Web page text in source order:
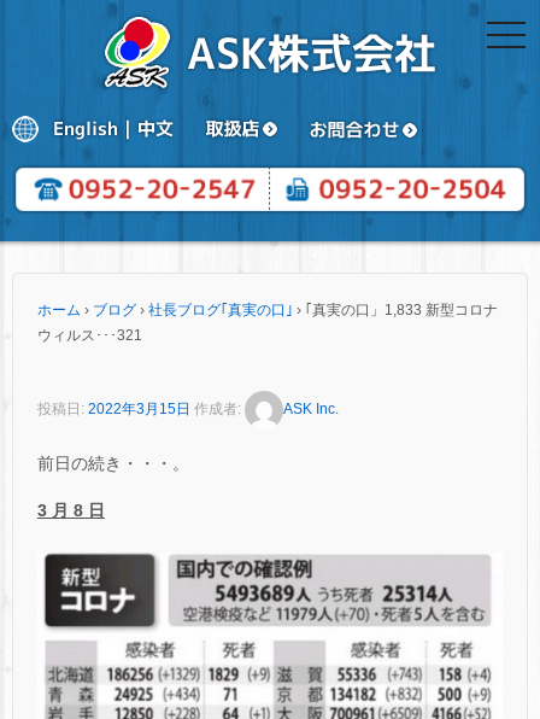
ホーム › ブログ › 社長ブログ｢真実の口｣ › ｢真実の口」1,833 新型コロナ
ウィルス･･･321
投稿日: 2022年3月15日 作成者: ASK Inc.
前日の続き・・・。
3 月 8 日